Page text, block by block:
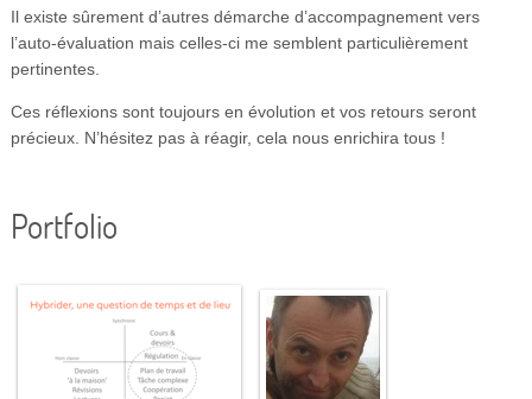
Il existe sûrement d’autres démarche d’accompagnement vers
l’auto-évaluation mais celles-ci me semblent particulièrement
pertinentes.
Ces réflexions sont toujours en évolution et vos retours seront
précieux. N’hésitez pas à réagir, cela nous enrichira tous !
Portfolio